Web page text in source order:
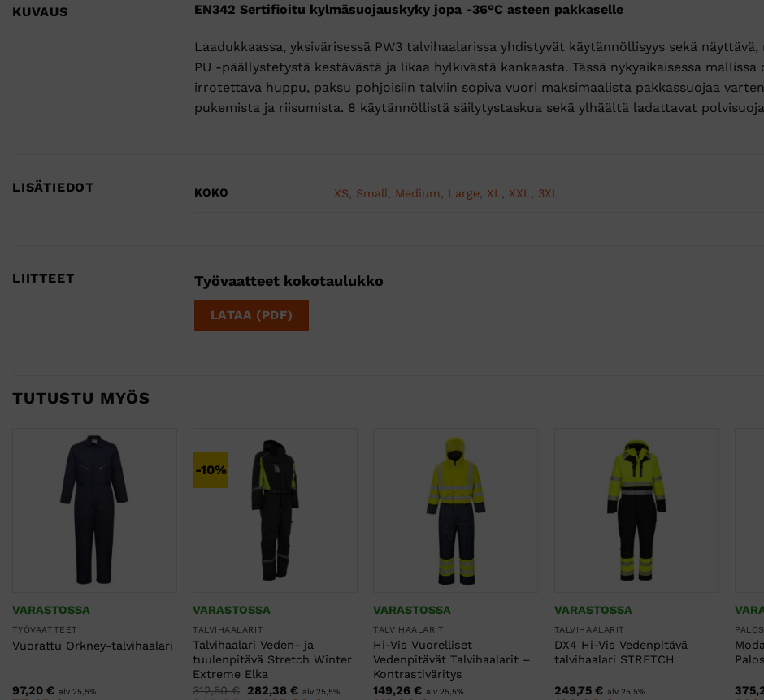
KUVAUS EN342 Sertifioitu kylmäsuojauskyky jopa -36°C asteen pakkaselle
Laadukkaassa, yksivärisessä PW3 talvihaalarissa yhdistyvät käytännöllisyys sekä
PU -päällystetystä kestävästä ja likaa hylkivästä kankaasta. Tässä nykyaikaisessa
irrotettava huppu, paksu pohjoisiin talviin sopiva vuori maksimaalista pakkassuojaa
pukemista ja riisumista. 8 käytännöllistä säilytystaskua sekä ylhäältä ladattavat
LISÄTIEDOT KOKO XS, Small, Medium, Large, XL , XXL , 3XL
LIITTEET Työvaatteet kokotaulukko
LATAA (PDF)
TUTUSTU MYÖS
VARASTOSSA
TYÖVAATTEET
Vuorattu Orkney-talvihaalari
97,20 € alv 25,5%
-10%
VARASTOSSA
TALVIHAALARIT
Talvihaalari Veden- ja
tuulenpitävä Stretch Winter
Extreme Elka
312,50€
Alkuperäinen
282,38€Nykyinen
alv 25,5%
VARASTOSSA
TALVIHAALARIT
Hi-Vis Vuorelliset
Vedenpitävät Talvihaalarit –
Kontrastiväritys
149,26€ alv 25,5%
VARASTOSSA
TALVIHAALARIT
DX4 Hi-Vis Vedenpitävä
talvihaalari STRETCH
249,75 € alv 25,5%